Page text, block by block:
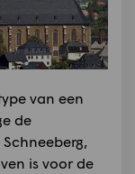
van een
de
is voor de